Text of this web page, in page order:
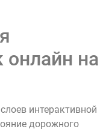
онлайн на
интерактивной
дорожного